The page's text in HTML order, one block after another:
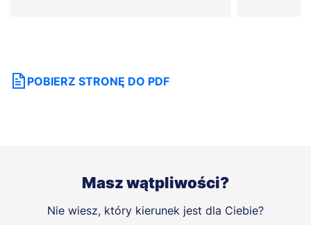
POBIERZ STRONĘ DO PDF
Masz wątpliwości?
Nie wiesz, który kierunek jest dla Ciebie?